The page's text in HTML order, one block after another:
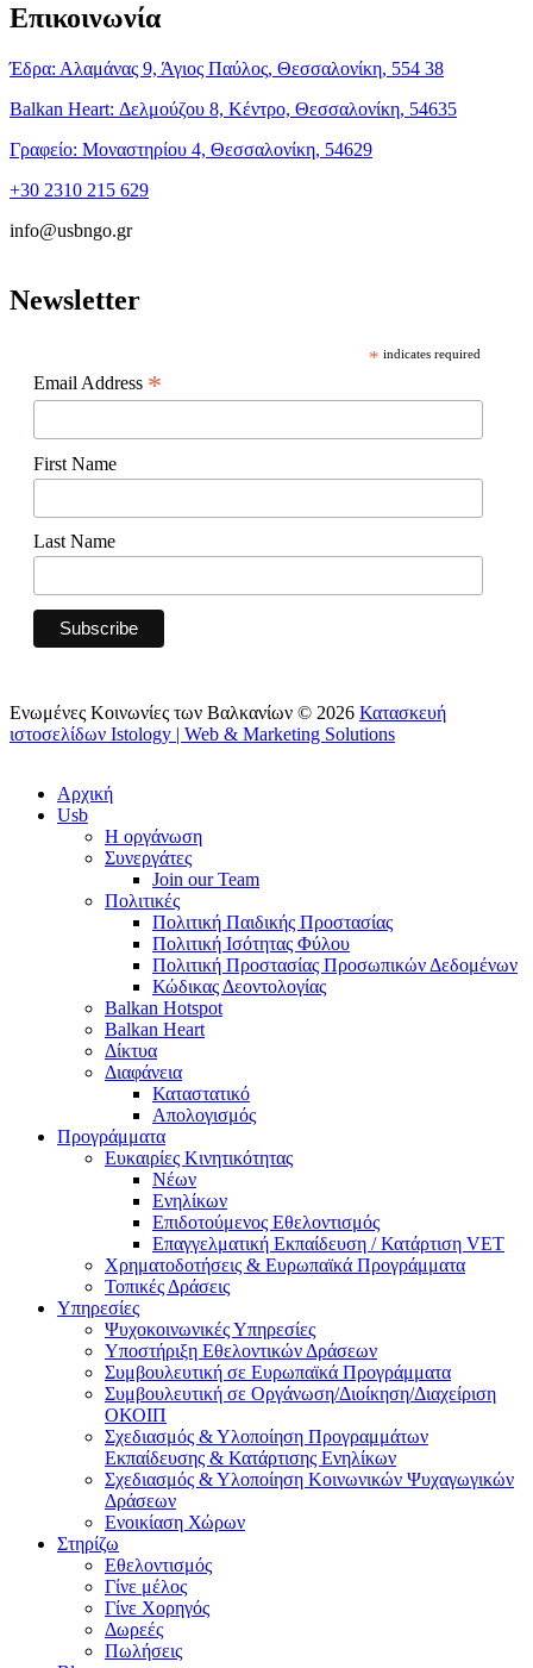
Επικοινωνία
Έδρα: Αλαμάνας 9, Άγιος Παύλος, Θεσσαλονίκη, 554 38
Balkan Heart: Δελμούζου 8, Κέντρο, Θεσσαλονίκη, 54635
Γραφείο: Μοναστηρίου 4, Θεσσαλονίκη, 54629
+30 2310 215 629
info@usbngo.gr
Newsletter
* indicates required
Email Address *
First Name
Last Name
Ενωμένες Κοινωνίες των Βαλκανίων © 2026 Κατασκευή
ιστοσελίδων Istology | Web & Marketing Solutions
Αρχική
Usb
Η οργάνωση
Συνεργάτες
Join our Team
Πολιτικές
Πολιτική Παιδικής Προστασίας
Πολιτική Ισότητας Φύλου
Πολιτική Προστασίας Προσωπικών Δεδομένων
Κώδικας Δεοντολογίας
Balkan Hotspot
Balkan Heart
Δίκτυα
Διαφάνεια
Καταστατικό
Απολογισμός
Προγράμματα
Ευκαιρίες Κινητικότητας
Νέων
Ενηλίκων
Επιδοτούμενος Εθελοντισμός
Επαγγελματική Εκπαίδευση / Κατάρτιση VET
Χρηματοδοτήσεις & Ευρωπαϊκά Προγράμματα
Τοπικές Δράσεις
Υπηρεσίες
Ψυχοκοινωνικές Υπηρεσίες
Υποστήριξη Εθελοντικών Δράσεων
Συμβουλευτική σε Ευρωπαϊκά Προγράμματα
Συμβουλευτική σε Οργάνωση/Διοίκηση/Διαχείριση
ΟΚΟΙΠ
Σχεδιασμός & Υλοποίηση Προγραμμάτων
Εκπαίδευσης & Κατάρτισης Ενηλίκων
Σχεδιασμός & Υλοποίηση Κοινωνικών Ψυχαγωγικών
Δράσεων
Ενοικίαση Χώρων
Στηρίζω
Εθελοντισμός
Γίνε μέλος
Γίνε Χορηγός
Δωρεές
Πωλήσεις